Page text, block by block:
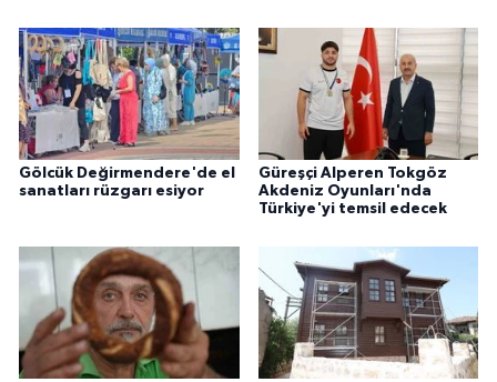
Gölcük Değirmendere'de el
sanatları rüzgarı esiyor
Güreşçi Alperen Tokgöz
Akdeniz Oyunları'nda
Türkiye'yi temsil edecek